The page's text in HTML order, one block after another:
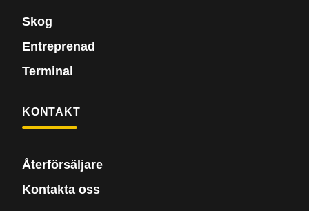
Skog
Entreprenad
Terminal
KONTAKT
Återförsäljare
Kontakta oss